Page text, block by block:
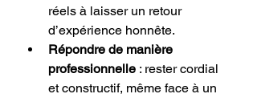
réels à laisser un retour
d’expérience honnête.
Répondre de manière
professionnelle : rester cordial
et constructif, même face à un